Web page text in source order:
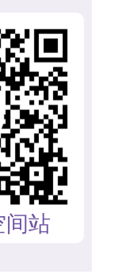
间站